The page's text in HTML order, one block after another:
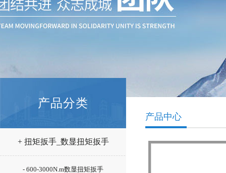
产品分类
+ 扭矩扳手_数显扭矩扳手
- 600-3000N.m数显扭矩扳手
产品中心